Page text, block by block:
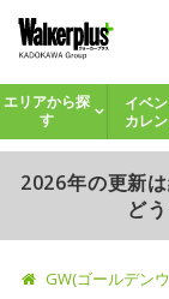
エリアから探
す
イベ
カレ
2026年の更新
ど
GW(ゴールデン